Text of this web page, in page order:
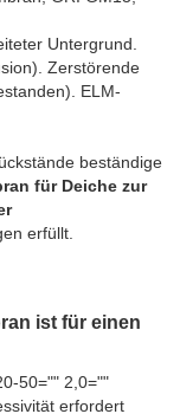
Untergrund.
Zerstörende
ELM-
beständige
für Deiche zur
erfüllt.
ist für einen
50="" 2,0=""
erfordert